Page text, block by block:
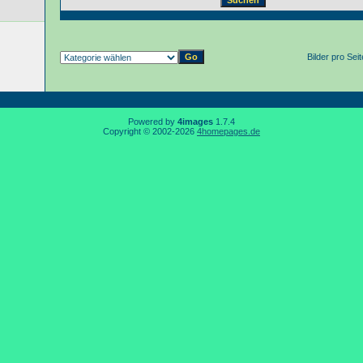
Bilder pro
Powered by 4images 1.7.4
Copyright © 2002-2026 4homepages.de